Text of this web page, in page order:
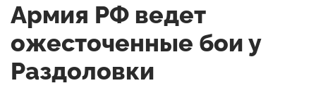
Армия РФ ведет
ожесточенные бои у
Раздоловки